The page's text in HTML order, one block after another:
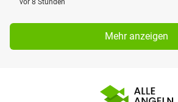
vor 8 Stunden
Mehr anzeigen